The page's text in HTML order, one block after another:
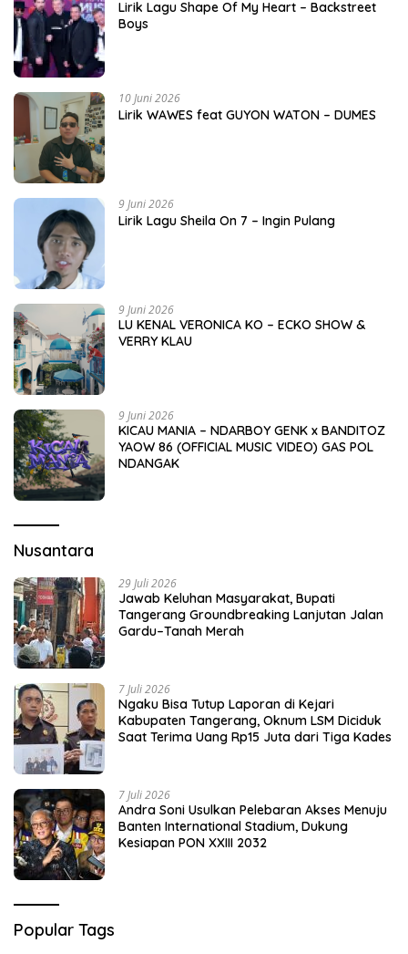
Lirik Lagu Shape Of My Heart – Backstreet
Boys
10 Juni 2026
Lirik WAWES feat GUYON WATON – DUMES
9 Juni 2026
Lirik Lagu Sheila On 7 – Ingin Pulang
9 Juni 2026
LU KENAL VERONICA KO – ECKO SHOW &
VERRY KLAU
9 Juni 2026
KICAU MANIA – NDARBOY GENK x BANDITOZ
YAOW 86 (OFFICIAL MUSIC VIDEO) GAS POL
NDANGAK
Nusantara
29 Juli 2026
Jawab Keluhan Masyarakat, Bupati
Tangerang Groundbreaking Lanjutan Jalan
Gardu–Tanah Merah
7 Juli 2026
Ngaku Bisa Tutup Laporan di Kejari
Kabupaten Tangerang, Oknum LSM Diciduk
Saat Terima Uang Rp15 Juta dari Tiga Kades
7 Juli 2026
Andra Soni Usulkan Pelebaran Akses Menuju
Banten International Stadium, Dukung
Kesiapan PON XXIII 2032
Popular Tags